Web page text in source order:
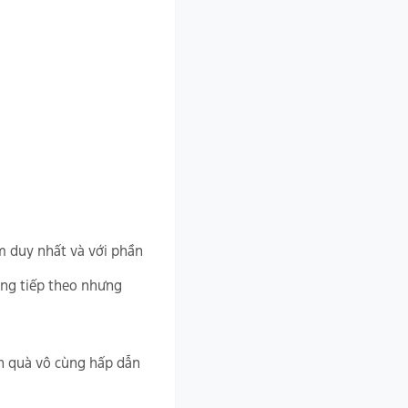
duy nhất và với phần
tiếp theo nhưng
quà vô cùng hấp dẫn